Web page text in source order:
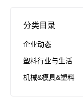
分类目录
企业动态
塑料行业与生活
机械&模具&塑料